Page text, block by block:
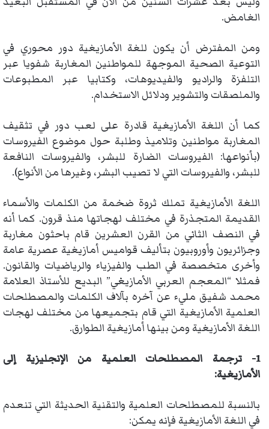
الغامض.
ومن المفترض أن يكون للغة الأمازيغية دور محوري في
التوعية الصحية الموجهة للمواطنين المغاربة شفويا عبر
التلفزة والراديو والفيديوهات، وكتابيا عبر المطبوعات
والملصقات والتشوير ودلائل الاستخدام.
كما أن اللغة الأمازيغية قادرة على لعب دور في تثقيف
المغاربة مواطنين وتلاميذ وطلبة حول موضوع الفيروسات
(بأنواعها: الفيروسات الضارة للبشر، والفيروسات النافعة
للبشر، والفيروسات التي لا تصيب البشر، وغيرها من الأنواع).
اللغة الأمازيغية تملك ثروة ضخمة من الكلمات والأسماء
القديمة المتجذرة في مختلف لهجاتها منذ قرون. كما أنه
في النصف الثاني من القرن العشرين قام باحثون مغاربة
وجزائريون وأوروبيون بتأليف قواميس أمازيغية عصرية عامة
وأخرى متخصصة في الطب والفيزياء والرياضيات والقانون.
فمثلا “المعجم العربي الأمازيغي” البديع للأستاذ العلامة
محمد شفيق مليء عن آخره بآلاف الكلمات والمصطلحات
العلمية الأمازيغية التي قام بتجميعها من مختلف لهجات
اللغة الأمازيغية ومن بينها أمازيغية الطوارق.
1- ترجمة المصطلحات العلمية من الإنجليزية إلى
الأمازيغية:
بالنسبة للمصطلحات العلمية والتقنية الحديثة التي تنعدم
في اللغة الأمازيغية فإنه يمكن: